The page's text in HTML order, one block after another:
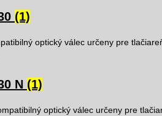
(1)
optický válec určeny pre
N (1)
optický válec určeny pre